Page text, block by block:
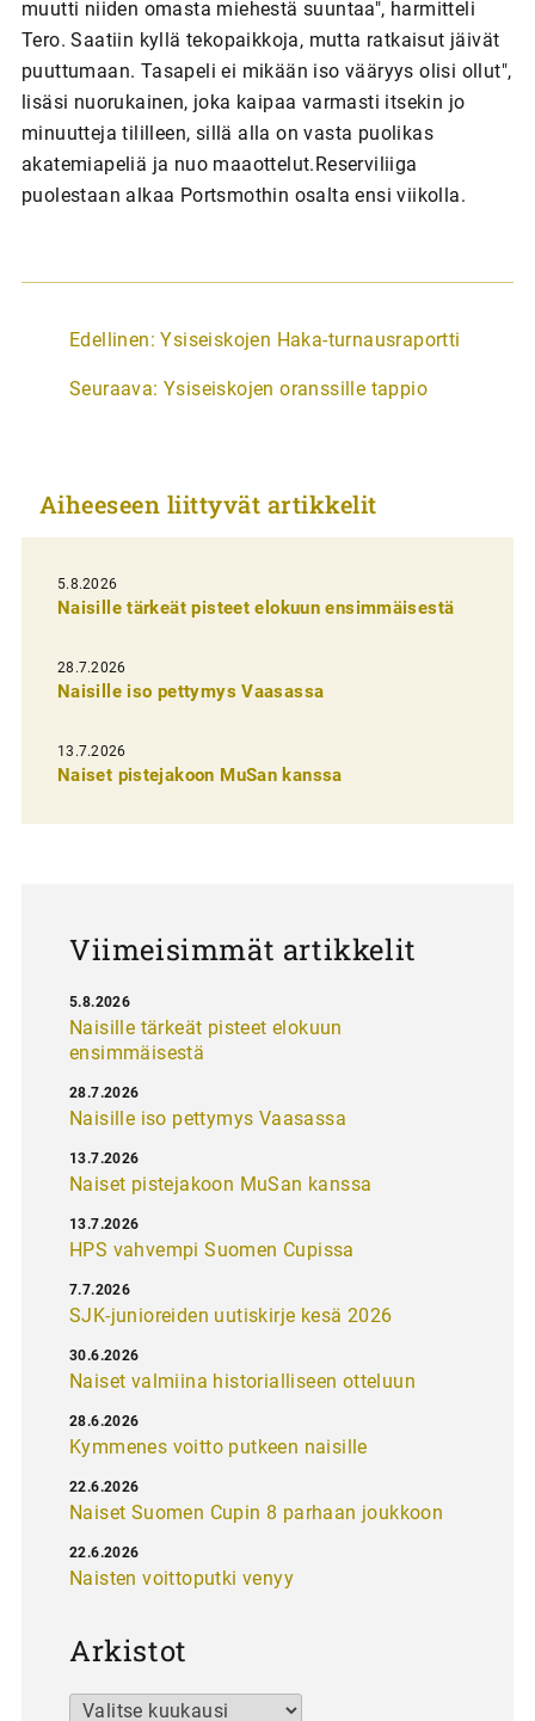
muutti niiden omasta miehestä suuntaa", harmitteli
Tero. Saatiin kyllä tekopaikkoja, mutta ratkaisut jäivät
puuttumaan. Tasapeli ei mikään iso vääryys olisi ollut",
lisäsi nuorukainen, joka kaipaa varmasti itsekin jo
minuutteja tililleen, sillä alla on vasta puolikas
akatemiapeliä ja nuo maaottelut.Reserviliiga
puolestaan alkaa Portsmothin osalta ensi viikolla.
A
t
k
e
l
i
e
n
e
Edellinen: Ysiseiskojen Haka-turnausraportti
Seuraava: Ysiseiskojen oranssille tappio
Aiheeseen liittyvät artikkelit
5.8.2026
Naisille tärkeät pisteet elokuun ensimmäisestä
28.7.2026
Naisille iso pettymys Vaasassa
13.7.2026
Naiset pistejakoon MuSan kanssa
Viimeisimmät artikkelit
Naisille tärkeät pisteet elokuun
ensimmäisestä
5.8.2026
Naisille iso pettymys Vaasassa
28.7.2026
Naiset pistejakoon MuSan kanssa
13.7.2026
HPS vahvempi Suomen Cupissa
13.7.2026
SJK-junioreiden uutiskirje kesä 2026
7.7.2026
Naiset valmiina historialliseen otteluun
30.6.2026
Kymmenes voitto putkeen naisille
28.6.2026
Naiset Suomen Cupin 8 parhaan joukkoon
22.6.2026
Naisten voittoputki venyy
22.6.2026
Arkistot
Arkistot